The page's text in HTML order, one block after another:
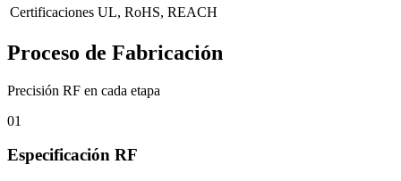
Certificaciones UL, RoHS, REACH
Proceso de Fabricación
Precisión RF en cada etapa
01
Especificación RF